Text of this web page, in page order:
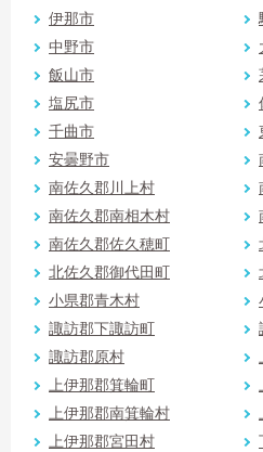
伊那市
中野市
飯山市
塩尻市
千曲市
安曇野市
南佐久郡川上村
南佐久郡南相木村
南佐久郡佐久穂町
北佐久郡御代田町
小県郡青木村
諏訪郡下諏訪町
諏訪郡原村
上伊那郡箕輪町
上伊那郡南箕輪村
上伊那郡宮田村